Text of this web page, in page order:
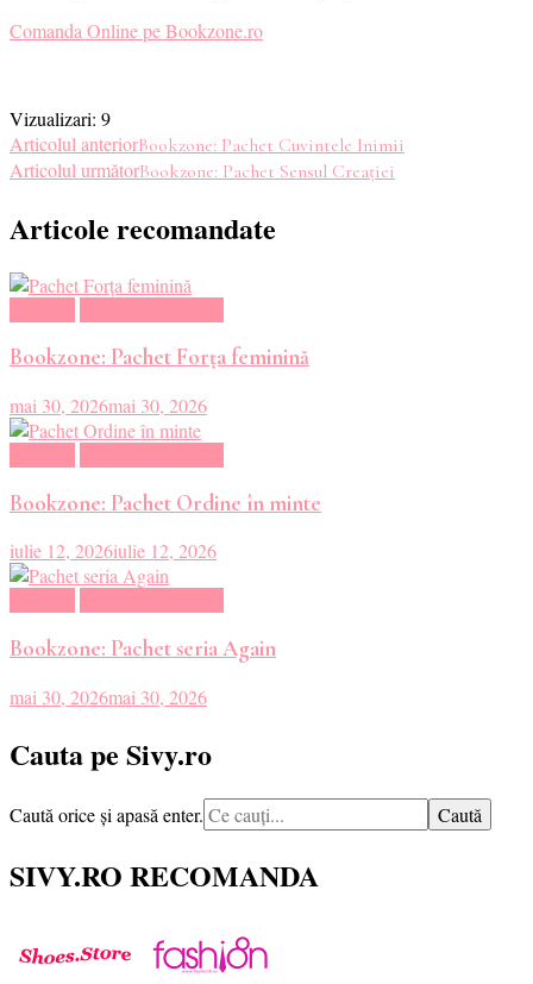
Comanda Online pe Bookzone.ro
Vizualizari: 9
Navigare
în
articole
Articolul anteriorBookzone: Pachet Cuvintele Inimii
Articolul următorBookzone: Pachet Sensul Creației
Articole recomandate
Bookzone: Pachet Forța feminină
mai 30, 2026mai 30, 2026
Bookzone: Pachet Ordine în minte
iulie 12, 2026iulie 12, 2026
Bookzone: Pachet seria Again
mai 30, 2026mai 30, 2026
Cauta pe Sivy.ro
Cauți
Caută orice și apasă enter.
SIVY.RO RECOMANDA